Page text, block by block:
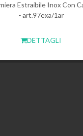
Estraibile Inox Con
- art.97exa/1ar
DETTAGLI